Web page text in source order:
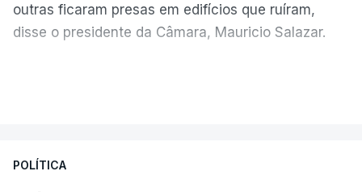
outras ficaram presas em edifícios que ruíram,
disse o presidente da Câmara, Mauricio Salazar.
"A situação é crítica",
POLÍTICA